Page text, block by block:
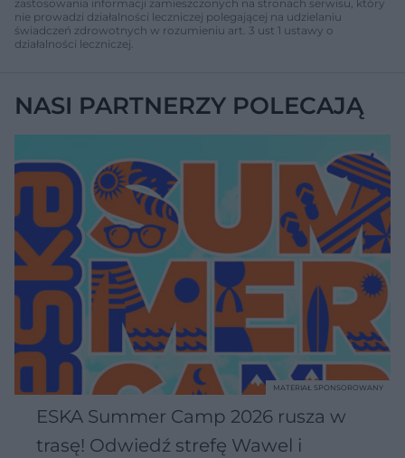
23:20
37:07
"Kolana, biodra i kręgosłup bolały przez pół życia". Ewie pomogła operacja wydłużania nóg | GADAJ ZDRÓW 32:51
Osteotomia kolana. Na czym polega i jak pomaga pacjentom? 34:18
zastosowania informacji zamieszczonych na stronach serwisu, który
nie prowadzi działalności leczniczej polegającej na udzielaniu
świadczeń zdrowotnych w rozumieniu art. 3 ust 1 ustawy o
działalności leczniczej.
NASI PARTNERZY POLECAJĄ
ESKA Summer Camp 2026 rusza w
trasę! Odwiedź strefę Wawel i
MATERIAŁ SPONSOROWANY